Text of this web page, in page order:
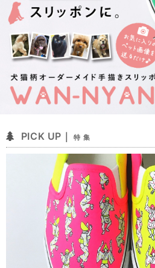
PICK UP｜ 特 集